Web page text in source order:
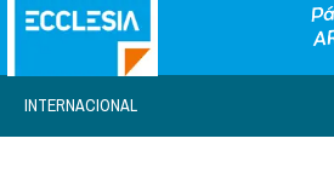
INTERNACIONAL